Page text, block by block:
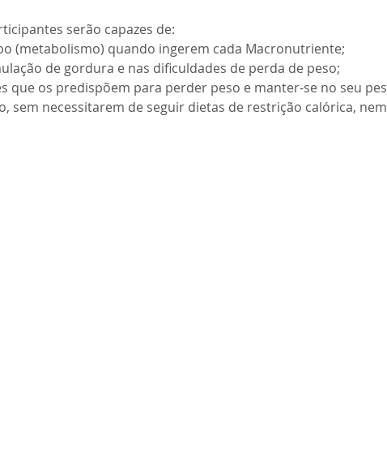
sem necessitarem de seguir dietas de restrição calórica, nem